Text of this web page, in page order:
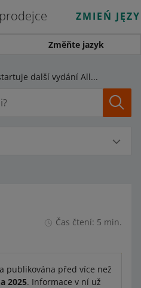
ZMIEŃ
Změňte jazyk
6. června startuje další vydání Allegro Days v Česku. Přihlaste své nabídky už teď a využijte výhod kampaně AlleSleva!
Čas čtení: 5 min.
publikována před více než
2025. Informace v ní už